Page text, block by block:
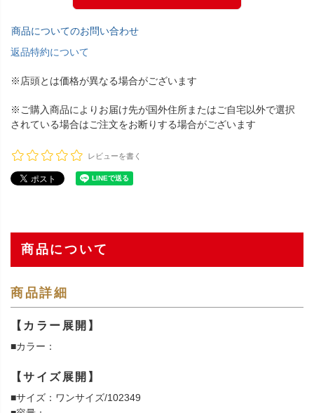
商品についてのお問い合わせ
返品特約について
※店頭とは価格が異なる場合がございます
※ご購入商品によりお届け先が国外住所またはご自宅以外で選択
されている場合はご注文をお断りする場合がございます
レビューを書く
商品について
商品詳細
【カラー展開】
■カラー：
【サイズ展開】
■サイズ：ワンサイズ/102349